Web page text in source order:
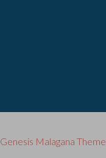
Genesis Malagana Theme